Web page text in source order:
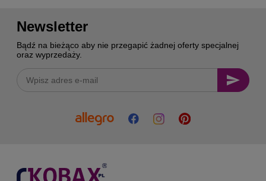
Newsletter
Bądź na bieżąco aby nie przegapić żadnej oferty specjalnej
oraz wyprzedaży.